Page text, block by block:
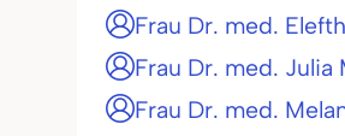
Frau Dr. med.
Frau Dr. med. Julia
Frau Dr. med.